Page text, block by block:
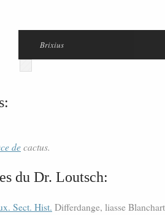
Brixius
decactus.
du Dr. Loutsch:
Sect. Hist. Differdange, liasse